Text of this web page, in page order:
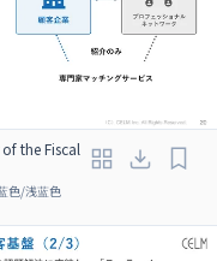
the Fiscal
色/浅蓝色